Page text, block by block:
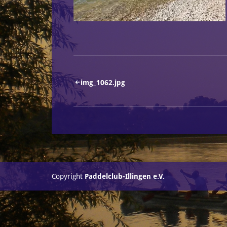
Beitragsnavigation
img_1062.jpg
Copyright Paddelclub-Illingen e.V.